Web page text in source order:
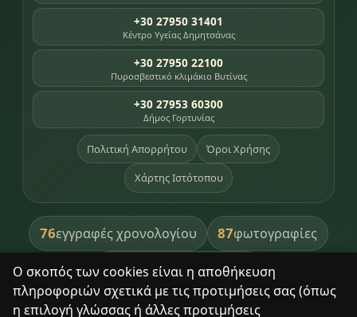
Ο σκοπός των cookies είναι η αποθήκευση
πληροφοριών σχετικά με τις προτιμήσεις σας (όπως
η επιλογή γλώσσας ή άλλες προτιμήσεις
+30 27950 31401
Κέντρο Υγείας Δημητσάνας
+30 27950 22100
Πυροσβεστικό κλιμάκιο Βυτίνας
+30 27953 60300
Δήμος Γορτυνίας
Πολιτική Απορρήτου Όροι Χρήσης
Χάρτης Ιστότοπου
76εγγραφές χρονολογίου 87φωτογραφίες
391βιβλία βιβλιοθήκης
8σημεία κληρονομιάς